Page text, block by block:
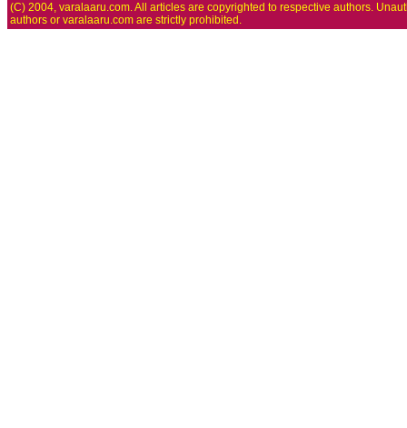
(C) 2004, varalaaru.com. All articles are copyrighted to respective authors.
authors or varalaaru.com are strictly prohibited.